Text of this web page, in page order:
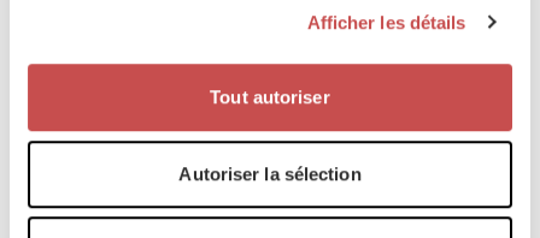
Afficher les détails
Tout autoriser
Autoriser la sélection
documentation requise – telle que le certificat de
formation de base (pour Cat A et Cat B1/2), le
certificat de formation de type (pour Cat B et C), la
preuve d'expérience, etc.
Évaluation et approbation: la Branche de Formation
de la BMAA évalue la demande et effectue une
analyse pour vérifier si le profil de formation respecte